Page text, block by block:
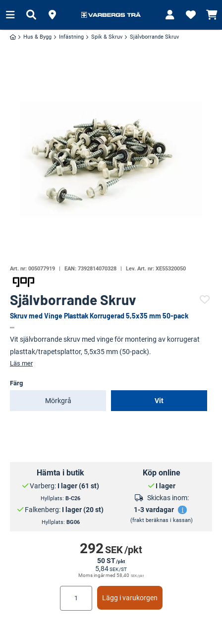
Hus & Bygg Infästning Spik & Skruv Självborrande Skruv
Art. nr: 005077919 EAN: 7392814070328 Lev. Art. nr: XE55320050
Självborrande Skruv
Skruv med Vinge Plasttak Korrugerad 5,5x35 mm 50-pack
(122277-)
Vit självborrande skruv med vinge för montering av korrugerat
plasttak/trapetsplattor, 5,5x35 mm (50-pack).
Läs mer
Färg
Mörkgrå Vit
Hämta i butik
Varberg: I lager (61 st)
Hyllplats: B-C26
Falkenberg: I lager (20 st)
Hyllplats: BG06
Köp online
I lager
Skickas inom:
1-3 vardagar
(frakt beräknas i kassan)
292SEK/pkt
50 ST/pkt
5,84SEK /ST
Moms ingår med 58,40 SEK/pkt
Lägg i varukorgen